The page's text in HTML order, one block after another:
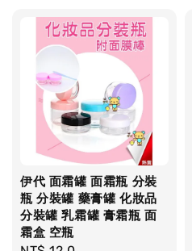
伊代 面霜罐 面霜瓶 分裝
瓶 分裝罐 藥膏罐 化妝品
分裝罐 乳霜罐 膏霜瓶 面
霜盒 空瓶